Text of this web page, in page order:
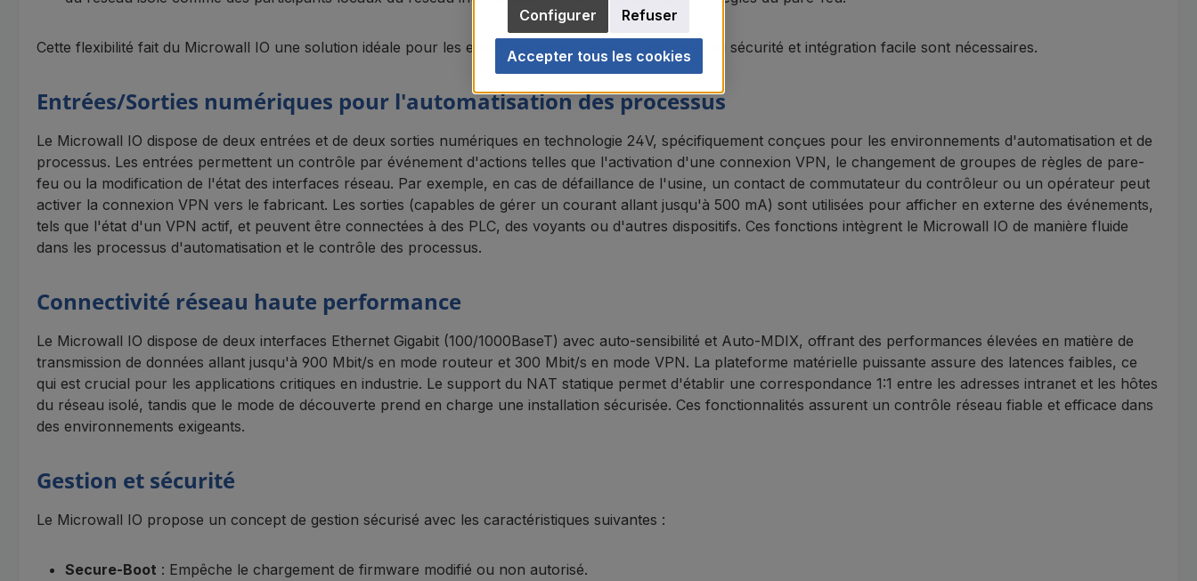
Cette flexibilité fait du Microwall IO une solution idéale pour les environnements réseau complexes où sécurité et intégration facile sont nécessaires.
Entrées/Sorties numériques pour l'automatisation des processus
Le Microwall IO dispose de deux entrées et de deux sorties numériques en technologie 24V, spécifiquement conçues pour les environnements d'automatisation et de
processus. Les entrées permettent un contrôle par événement d'actions telles que l'activation d'une connexion VPN, le changement de groupes de règles de pare-
feu ou la modification de l'état des interfaces réseau. Par exemple, en cas de défaillance de l'usine, un contact de commutateur du contrôleur ou un opérateur peut
activer la connexion VPN vers le fabricant. Les sorties (capables de gérer un courant allant jusqu'à 500 mA) sont utilisées pour afficher en externe des événements,
tels que l'état d'un VPN actif, et peuvent être connectées à des PLC, des voyants ou d'autres dispositifs. Ces fonctions intègrent le Microwall IO de manière fluide
dans les processus d'automatisation et le contrôle des processus.
Connectivité réseau haute performance
Le Microwall IO dispose de deux interfaces Ethernet Gigabit (100/1000BaseT) avec auto-sensibilité et Auto-MDIX, offrant des performances élevées en matière de
transmission de données allant jusqu'à 900 Mbit/s en mode routeur et 300 Mbit/s en mode VPN. La plateforme matérielle puissante assure des latences faibles, ce
qui est crucial pour les applications critiques en industrie. Le support du NAT statique permet d'établir une correspondance 1:1 entre les adresses intranet et les hôtes
du réseau isolé, tandis que le mode de découverte prend en charge une installation sécurisée. Ces fonctionnalités assurent un contrôle réseau fiable et efficace dans
des environnements exigeants.
Gestion et sécurité
Le Microwall IO propose un concept de gestion sécurisé avec les caractéristiques suivantes :
Secure-Boot : Empêche le chargement de firmware modifié ou non autorisé.
Refuser
Configurer
Accepter tous les cookies